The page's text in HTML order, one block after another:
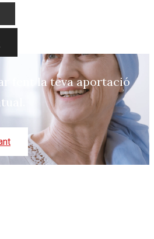
fent la teva aportació